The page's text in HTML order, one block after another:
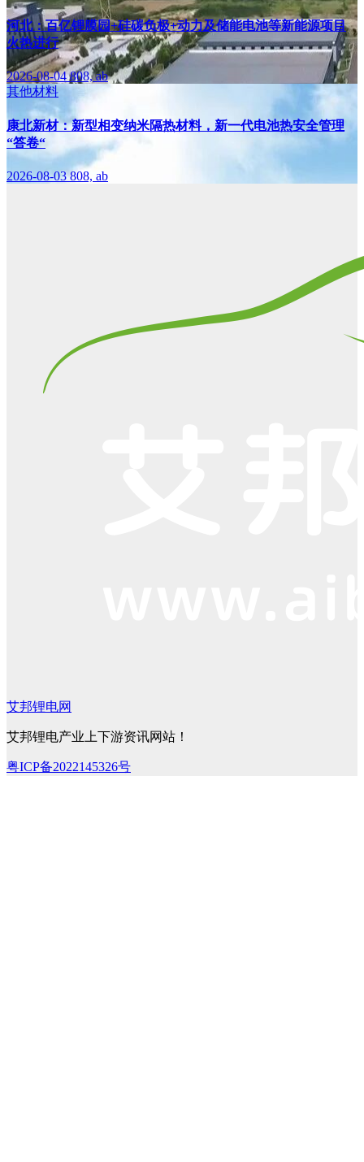
河北：百亿锂膜园+硅碳负极+动力及储能电池等新能源项目
火热进行
2026-08-04808, ab
其他材料
康北新材：新型相变纳米隔热材料，新一代电池热安全管理
“答卷“
2026-08-03808, ab
艾邦锂电网
艾邦锂电产业上下游资讯网站！
粤ICP备2022145326号